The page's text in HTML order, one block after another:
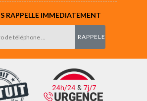
RAPPELLE IMMEDIATEMENT